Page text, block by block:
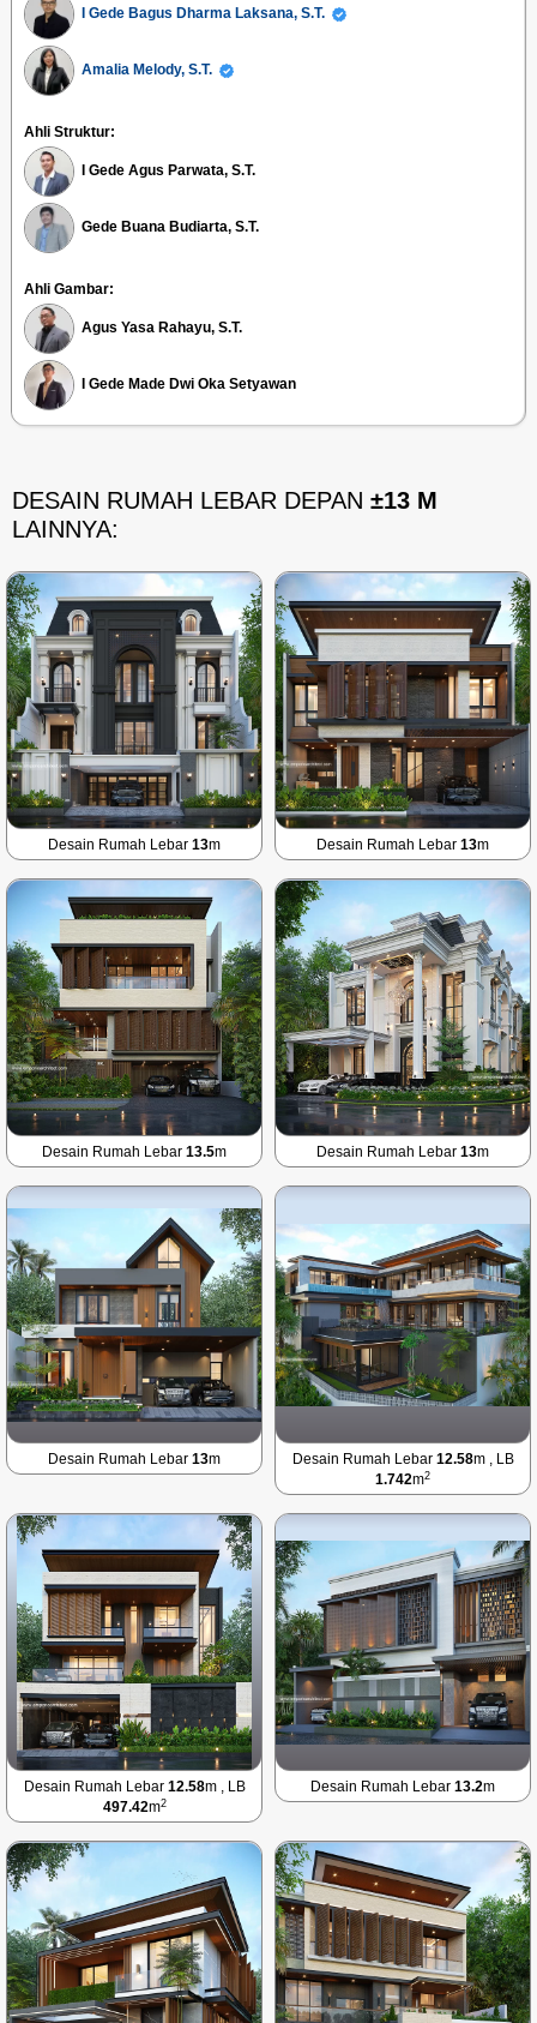
I Gede Bagus Dharma Laksana, S.T.
Amalia Melody, S.T.
Ahli Struktur:
I Gede Agus Parwata, S.T.
Gede Buana Budiarta, S.T.
Ahli Gambar:
Agus Yasa Rahayu, S.T.
I Gede Made Dwi Oka Setyawan
DESAIN RUMAH LEBAR DEPAN ±13 M
LAINNYA:
Desain Rumah Lebar 13m Desain Rumah Lebar 13m
Desain Rumah Lebar 13.5m Desain Rumah Lebar 13m
Desain Rumah Lebar 13m Desain Rumah Lebar 12.58m , LB
1.742m2
Desain Rumah Lebar 12.58m , LB
497.42m2
Desain Rumah Lebar 13.2m